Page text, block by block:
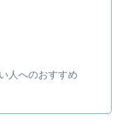
人へのおすすめ